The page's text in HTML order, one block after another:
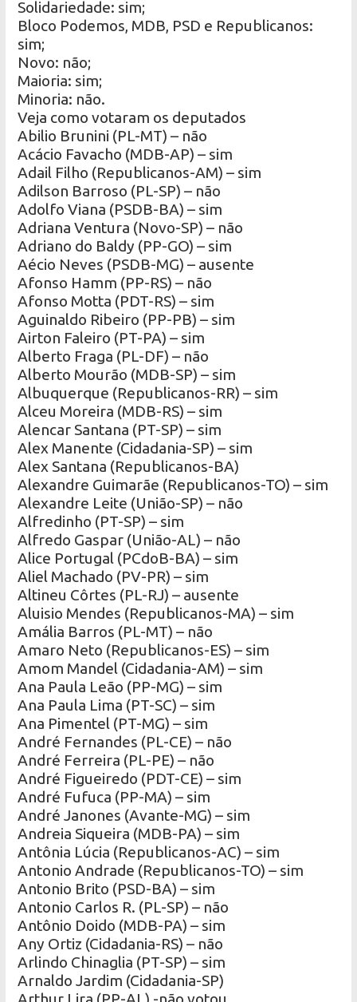
Solidariedade: sim;
Bloco Podemos, MDB, PSD e Republicanos:
sim;
Novo: não;
Maioria: sim;
Minoria: não.
Veja como votaram os deputados
Abilio Brunini (PL-MT) – não
Acácio Favacho (MDB-AP) – sim
Adail Filho (Republicanos-AM) – sim
Adilson Barroso (PL-SP) – não
Adolfo Viana (PSDB-BA) – sim
Adriana Ventura (Novo-SP) – não
Adriano do Baldy (PP-GO) – sim
Aécio Neves (PSDB-MG) – ausente
Afonso Hamm (PP-RS) – não
Afonso Motta (PDT-RS) – sim
Aguinaldo Ribeiro (PP-PB) – sim
Airton Faleiro (PT-PA) – sim
Alberto Fraga (PL-DF) – não
Alberto Mourão (MDB-SP) – sim
Albuquerque (Republicanos-RR) – sim
Alceu Moreira (MDB-RS) – sim
Alencar Santana (PT-SP) – sim
Alex Manente (Cidadania-SP) – sim
Alex Santana (Republicanos-BA)
Alexandre Guimarãe (Republicanos-TO) – sim
Alexandre Leite (União-SP) – não
Alfredinho (PT-SP) – sim
Alfredo Gaspar (União-AL) – não
Alice Portugal (PCdoB-BA) – sim
Aliel Machado (PV-PR) – sim
Altineu Côrtes (PL-RJ) – ausente
Aluisio Mendes (Republicanos-MA) – sim
Amália Barros (PL-MT) – não
Amaro Neto (Republicanos-ES) – sim
Amom Mandel (Cidadania-AM) – sim
Ana Paula Leão (PP-MG) – sim
Ana Paula Lima (PT-SC) – sim
Ana Pimentel (PT-MG) – sim
André Fernandes (PL-CE) – não
André Ferreira (PL-PE) – não
André Figueiredo (PDT-CE) – sim
André Fufuca (PP-MA) – sim
André Janones (Avante-MG) – sim
Andreia Siqueira (MDB-PA) – sim
Antônia Lúcia (Republicanos-AC) – sim
Antonio Andrade (Republicanos-TO) – sim
Antonio Brito (PSD-BA) – sim
Antonio Carlos R. (PL-SP) – não
Antônio Doido (MDB-PA) – sim
Any Ortiz (Cidadania-RS) – não
Arlindo Chinaglia (PT-SP) – sim
Arnaldo Jardim (Cidadania-SP)